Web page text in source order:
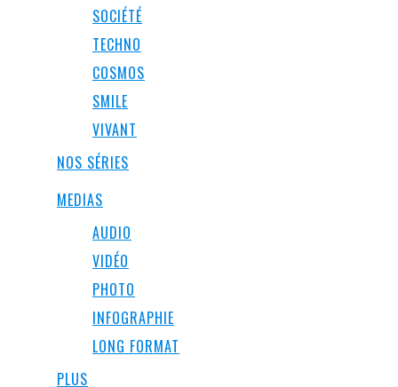
SOCIÉTÉ
TECHNO
COSMOS
SMILE
VIVANT
NOS SÉRIES
MEDIAS
AUDIO
VIDÉO
PHOTO
INFOGRAPHIE
LONG FORMAT
PLUS